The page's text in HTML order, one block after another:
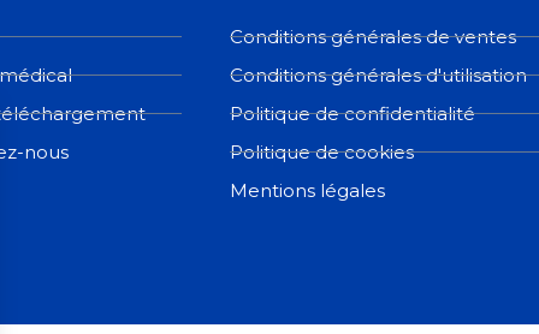
téléchargement
nous
Conditions générales de ventes
Conditions générales d'utilisation
Politique de confidentialité
Politique de cookies
Mentions légales